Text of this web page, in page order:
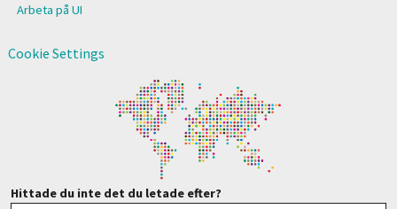
Arbeta på UI
Cookie Settings
Hittade du inte det du letade efter?